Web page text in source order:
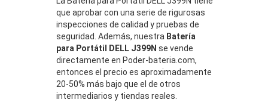
que aprobar con una serie de rigurosas
inspecciones de calidad y pruebas de
seguridad. Además, nuestra Batería
para Portátil DELL J399N se vende
directamente en Poder-bateria.com,
entonces el precio es aproximadamente
20-50% más bajo que el de otros
intermediarios y tiendas reales.